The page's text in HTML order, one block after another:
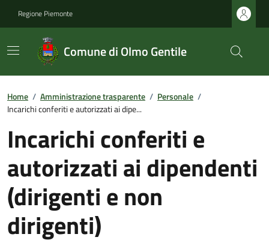
Regione Piemonte
Comune di Olmo Gentile
Home / Amministrazione trasparente / Personale /
Incarichi conferiti e autorizzati ai dipe...
Incarichi conferiti e
autorizzati ai dipendenti
(dirigenti e non
dirigenti)